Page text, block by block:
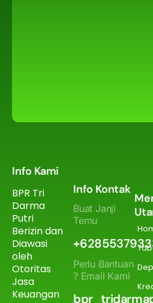
Info Kami
BPR Tri
Darma
Putri
Berizin dan
Diawasi
oleh
Otoritas
Jasa
Keuangan
Info Kontak
Buat Janji
Temu
Perlu Bantuan
? Email Kami